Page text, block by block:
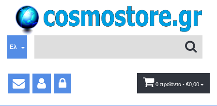
Ελ
0 προϊόντα - €0,00